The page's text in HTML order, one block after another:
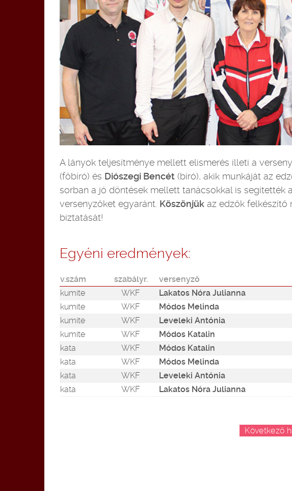
A lányok teljesítménye mellett elismerés illeti a
(főbíró) és Diószegi Bencét (bíró), akik munkáját az
sorban a jó döntések mellett tanácsokkal is segítették
versenyzőket egyaránt. Köszönjük az edzők felkészítő
biztatását!
Egyéni eredmények:
v.szám szabályr. versenyző
kumite
WKF Lakatos Nóra Julianna
kumite
WKF Módos Melinda
kumite
WKF Leveleki Antónia
kumite
WKF Módos Katalin
kata
WKF Módos Katalin
kata
WKF Módos Melinda
kata
WKF Leveleki Antónia
kata
WKF Lakatos Nóra Julianna
Következő